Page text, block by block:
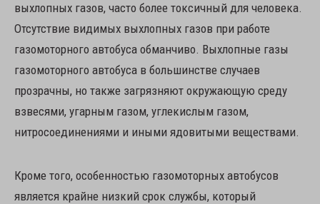
выхлопных газов, часто более токсичный для человека.
Отсутствие видимых выхлопных газов при работе
газомоторного автобуса обманчиво. Выхлопные газы
газомоторного автобуса в большинстве случаев
прозрачны, но также загрязняют окружающую среду
взвесями, угарным газом, углекислым газом,
нитросоединениями и иными ядовитыми веществами.
Кроме того, особенностью газомоторных автобусов
является крайне низкий срок службы, который